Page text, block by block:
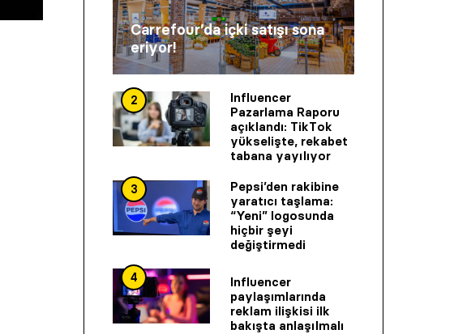
Carrefour’da içki satışı sona
eriyor!
2
Influencer
Pazarlama Raporu
açıklandı: TikTok
yükselişte, rekabet
tabana yayılıyor
3
Pepsi’den rakibine
yaratıcı taşlama:
“Yeni” logosunda
hiçbir şeyi
değiştirmedi
4
Influencer
paylaşımlarında
reklam ilişkisi ilk
bakışta anlaşılmalı